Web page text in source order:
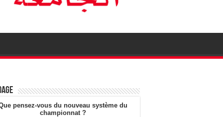
pensez-vous du nouveau système du
championnat ?